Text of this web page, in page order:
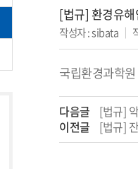
[법규] 환경유
작성자 : sibata ｜
국립환경과학
다음글
[법규]
이전글
[법규]